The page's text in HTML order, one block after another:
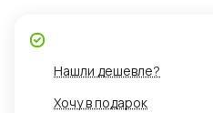
Нашли дешевле?
Хочу в подарок